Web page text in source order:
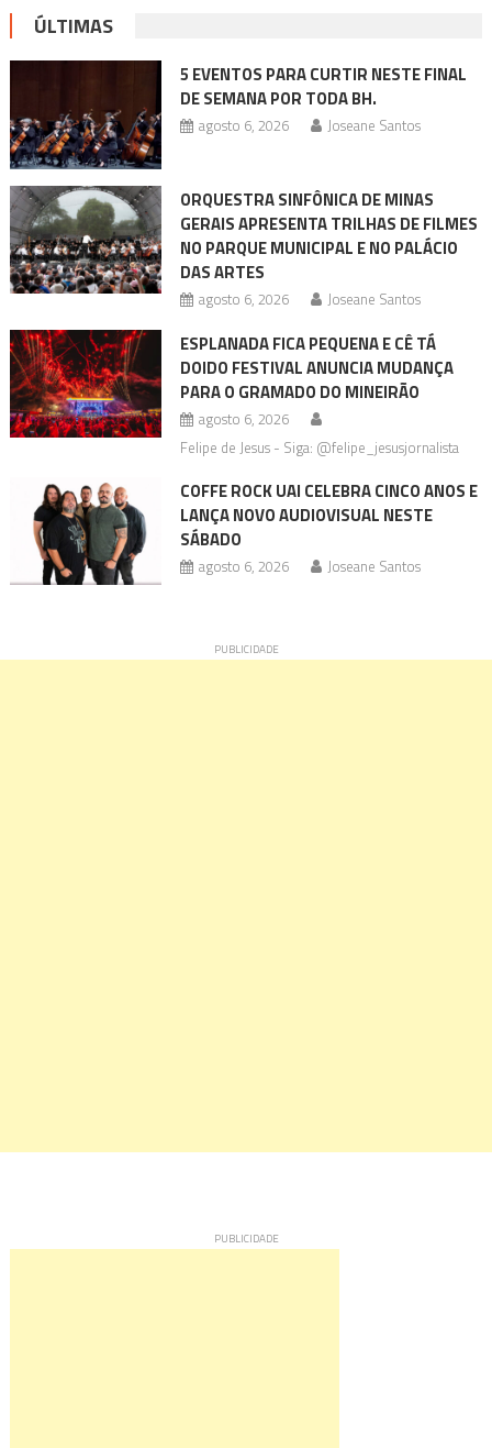
ÚLTIMAS
5 EVENTOS PARA CURTIR NESTE FINAL
DE SEMANA POR TODA BH.
agosto 6, 2026 Joseane Santos
ORQUESTRA SINFÔNICA DE MINAS
GERAIS APRESENTA TRILHAS DE FILMES
NO PARQUE MUNICIPAL E NO PALÁCIO
DAS ARTES
agosto 6, 2026 Joseane Santos
ESPLANADA FICA PEQUENA E CÊ TÁ
DOIDO FESTIVAL ANUNCIA MUDANÇA
PARA O GRAMADO DO MINEIRÃO
agosto 6, 2026
Felipe de Jesus - Siga: @felipe_jesusjornalista
COFFE ROCK UAI CELEBRA CINCO ANOS E
LANÇA NOVO AUDIOVISUAL NESTE
SÁBADO
agosto 6, 2026 Joseane Santos